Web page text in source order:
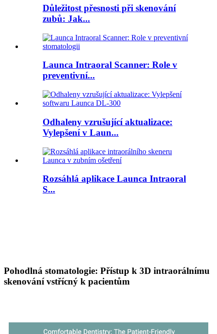
Důležitost přesnosti při skenování
zubů: Jak...
Launca Intraoral Scanner: Role v
preventivní...
Odhaleny vzrušující aktualizace:
Vylepšení v Laun...
Rozsáhlá aplikace Launca Intraoral
S...
Pohodlná stomatologie: Přístup k 3D intraorálnímu
skenování vstřícný k pacientům